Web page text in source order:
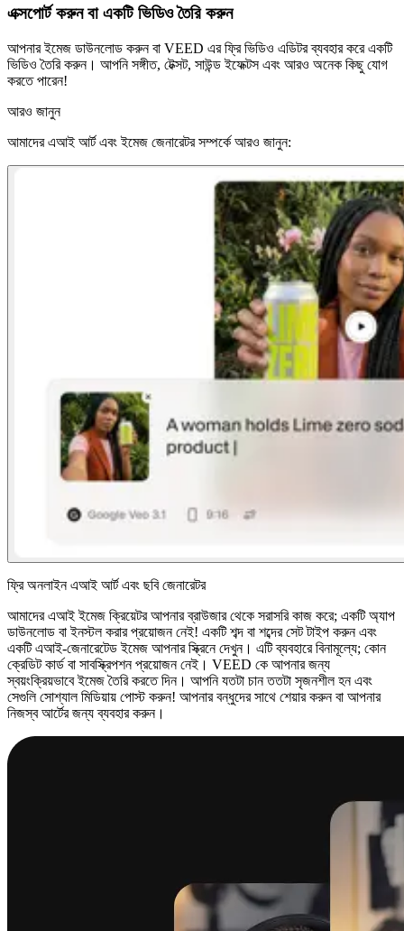
এক্সপোর্ট করুন বা একটি ভিডিও তৈরি করুন
আপনার ইমেজ ডাউনলোড করুন বা VEED এর ফ্রি ভিডিও এডিটর ব্যবহার করে একটি
ভিডিও তৈরি করুন। আপনি সঙ্গীত, টেক্সট, সাউন্ড ইফেক্টস এবং আরও অনেক কিছু যোগ
করতে পারেন!
আরও জানুন
আমাদের এআই আর্ট এবং ইমেজ জেনারেটর সম্পর্কে আরও জানুন:
ফ্রি অনলাইন এআই আর্ট এবং ছবি জেনারেটর
আমাদের এআই ইমেজ ক্রিয়েটর আপনার ব্রাউজার থেকে সরাসরি কাজ করে; একটি অ্যাপ
ডাউনলোড বা ইনস্টল করার প্রয়োজন নেই! একটি শব্দ বা শব্দের সেট টাইপ করুন এবং
একটি এআই-জেনারেটেড ইমেজ আপনার স্ক্রিনে দেখুন। এটি ব্যবহারে বিনামূল্যে; কোন
ক্রেডিট কার্ড বা সাবস্ক্রিপশন প্রয়োজন নেই। VEED কে আপনার জন্য
স্বয়ংক্রিয়ভাবে ইমেজ তৈরি করতে দিন। আপনি যতটা চান ততটা সৃজনশীল হন এবং
সেগুলি সোশ্যাল মিডিয়ায় পোস্ট করুন! আপনার বন্ধুদের সাথে শেয়ার করুন বা আপনার
নিজস্ব আর্টের জন্য ব্যবহার করুন।